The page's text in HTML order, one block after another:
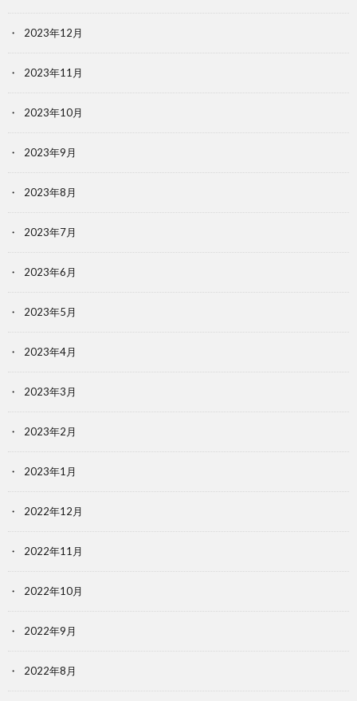
2023年12月
2023年11月
2023年10月
2023年9月
2023年8月
2023年7月
2023年6月
2023年5月
2023年4月
2023年3月
2023年2月
2023年1月
2022年12月
2022年11月
2022年10月
2022年9月
2022年8月